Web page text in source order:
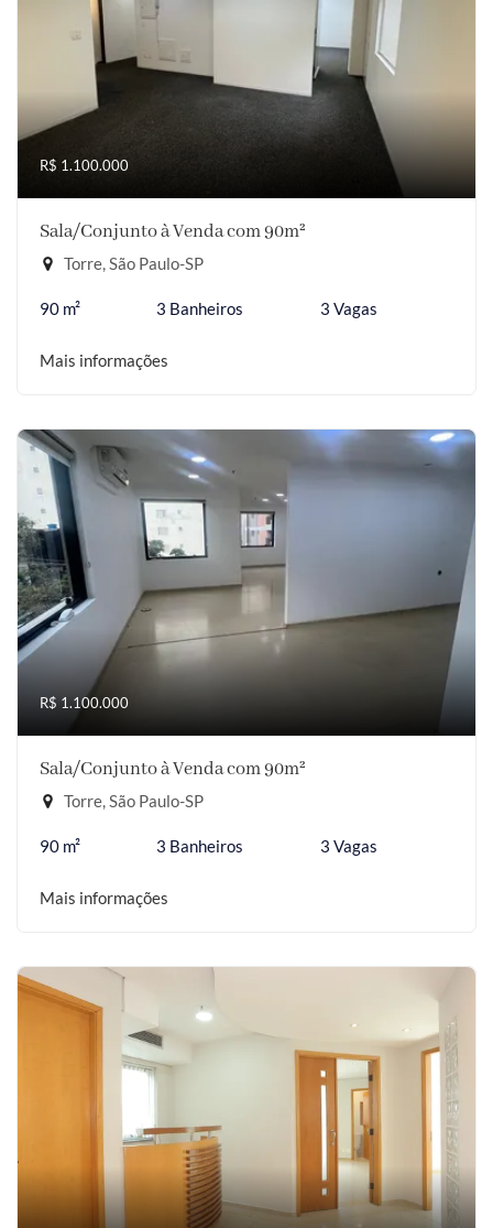
R$ 1.100.000
Sala/Conjunto à Venda com 90m²
Torre, São Paulo-SP
90 m² 3 Banheiros 3 Vagas
Mais informações
R$ 1.100.000
Sala/Conjunto à Venda com 90m²
Torre, São Paulo-SP
90 m² 3 Banheiros 3 Vagas
Mais informações